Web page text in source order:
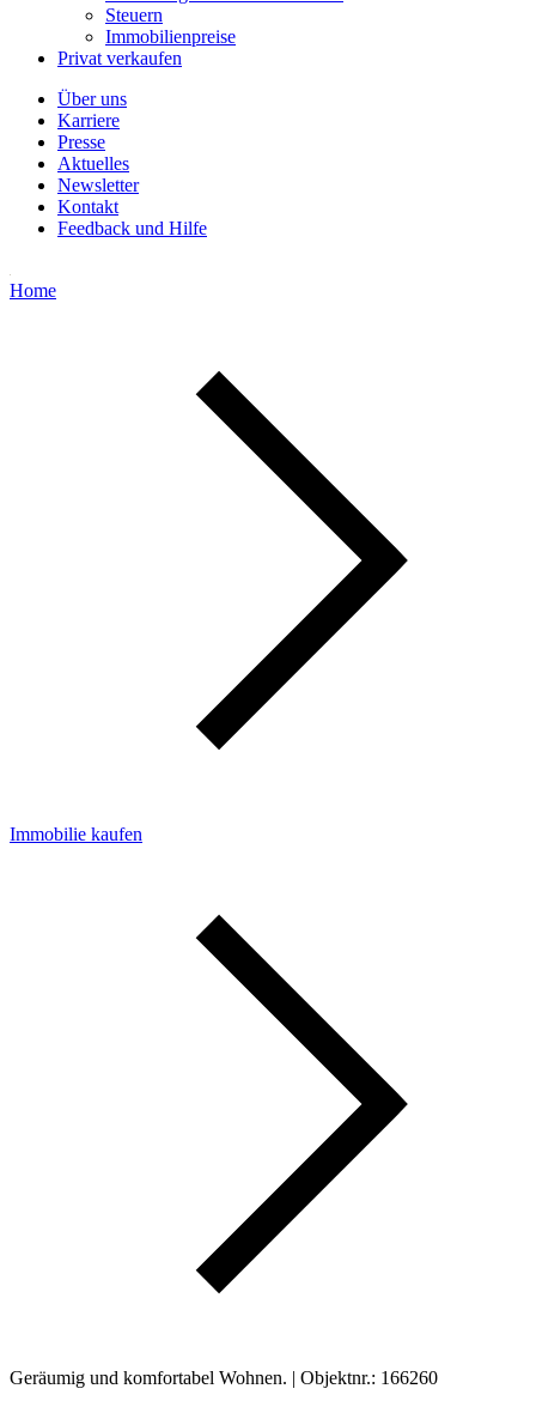
Steuern
Immobilienpreise
Privat verkaufen
Über uns
Karriere
Presse
Aktuelles
Newsletter
Kontakt
Feedback und Hilfe
Home
Immobilie kaufen
Geräumig und komfortabel Wohnen. | Objektnr.: 166260